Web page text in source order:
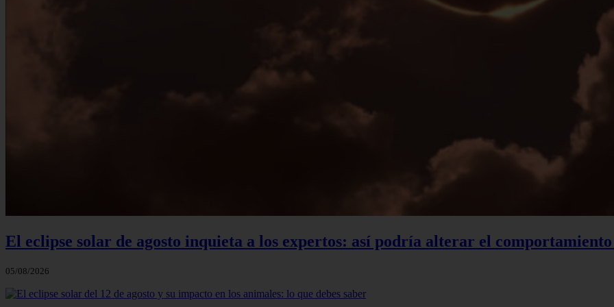
El eclipse solar de agosto inquieta a los expertos: así podría alterar el
05/08/2026